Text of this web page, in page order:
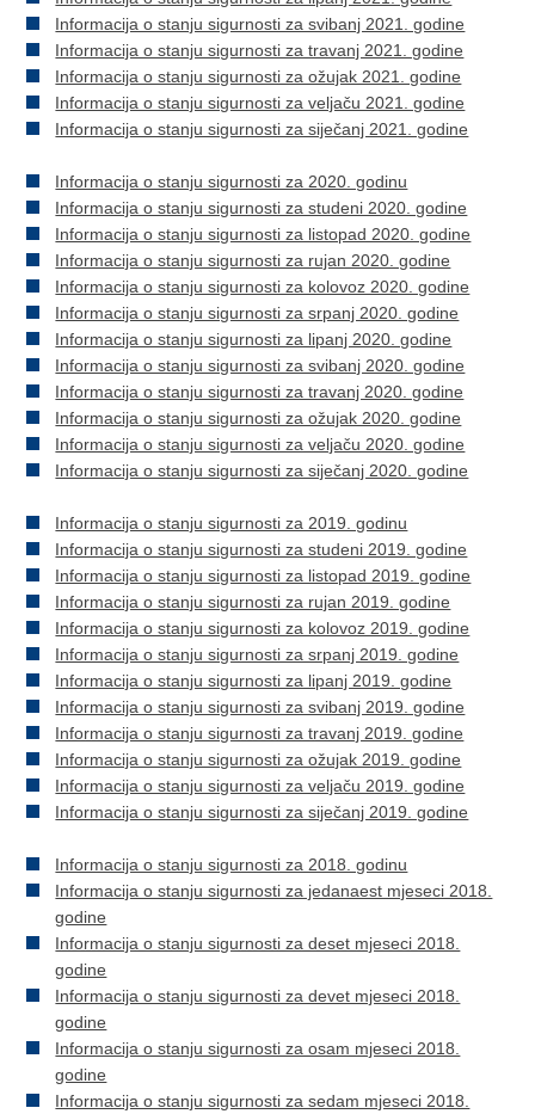
Informacija o stanju sigurnosti za svibanj 2021. godine
Informacija o stanju sigurnosti za travanj 2021. godine
Informacija o stanju sigurnosti za ožujak 2021. godine
Informacija o stanju sigurnosti za veljaču 2021. godine
Informacija o stanju sigurnosti za siječanj 2021. godine
Informacija o stanju sigurnosti za 2020. godinu
Informacija o stanju sigurnosti za studeni 2020. godine
Informacija o stanju sigurnosti za listopad 2020. godine
Informacija o stanju sigurnosti za rujan 2020. godine
Informacija o stanju sigurnosti za kolovoz 2020. godine
Informacija o stanju sigurnosti za srpanj 2020. godine
Informacija o stanju sigurnosti za lipanj 2020. godine
Informacija o stanju sigurnosti za svibanj 2020. godine
Informacija o stanju sigurnosti za travanj 2020. godine
Informacija o stanju sigurnosti za ožujak 2020. godine
Informacija o stanju sigurnosti za veljaču 2020. godine
Informacija o stanju sigurnosti za siječanj 2020. godine
Informacija o stanju sigurnosti za 2019. godinu
Informacija o stanju sigurnosti za studeni 2019. godine
Informacija o stanju sigurnosti za listopad 2019. godine
Informacija o stanju sigurnosti za rujan 2019. godine
Informacija o stanju sigurnosti za kolovoz 2019. godine
Informacija o stanju sigurnosti za srpanj 2019. godine
Informacija o stanju sigurnosti za lipanj 2019. godine
Informacija o stanju sigurnosti za svibanj 2019. godine
Informacija o stanju sigurnosti za travanj 2019. godine
Informacija o stanju sigurnosti za ožujak 2019. godine
Informacija o stanju sigurnosti za veljaču 2019. godine
Informacija o stanju sigurnosti za siječanj 2019. godine
Informacija o stanju sigurnosti za 2018. godinu
Informacija o stanju sigurnosti za jedanaest mjeseci 2018.
godine
Informacija o stanju sigurnosti za deset mjeseci 2018.
godine
Informacija o stanju sigurnosti za devet mjeseci 2018.
godine
Informacija o stanju sigurnosti za osam mjeseci 2018.
godine
Informacija o stanju sigurnosti za sedam mjeseci 2018.